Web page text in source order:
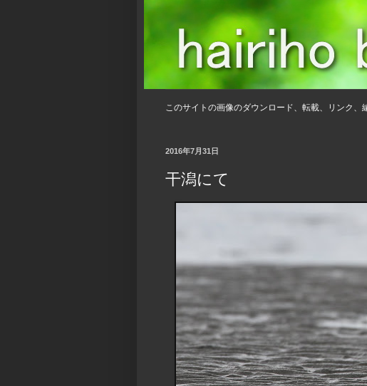
このサイトの画像のダウンロード、転載、リンク
2016年7月31日
干潟にて